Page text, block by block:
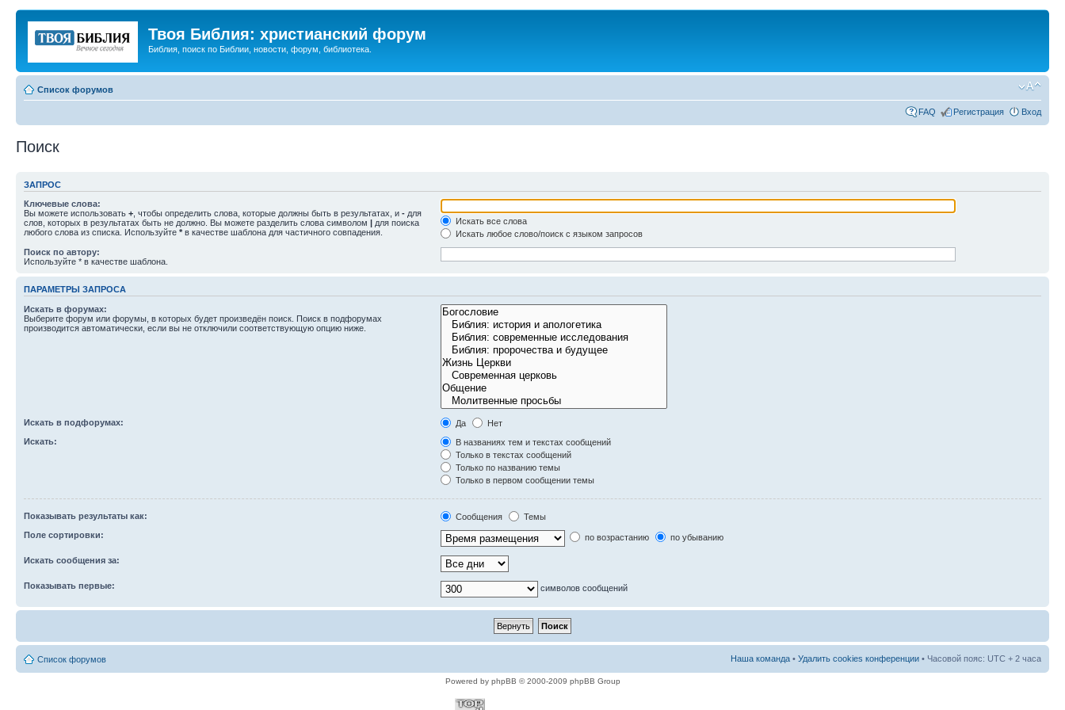
Твоя Библия: христианский форум
Библия, поиск по Библии, новости, форум, библиотека.
Список форумов
FAQ Регистрация Вход
Поиск
ЗАПРОС
Ключевые слова:
Вы можете использовать + , чтобы определить слова, которые должны быть в результатах, и - для
слов, которых в результатах быть не должно. Вы можете разделить слова символом | для поиска
любого слова из списка. Используйте * в качестве шаблона для частичного совпадения.
Искать все слова
Искать любое слово/поиск с языком запросов
Поиск по автору:
Используйте * в качестве шаблона.
ПАРАМЕТРЫ ЗАПРОСА
Искать в форумах:
Выберите форум или форумы, в которых будет произведён поиск. Поиск в подфорумах
производится автоматически, если вы не отключили соответствующую опцию ниже.
Искать в подфорумах: Да
Нет
Искать:
В названиях тем и текстах сообщений
Только в текстах сообщений
Только по названию темы
Только в первом сообщении темы
Показывать результаты как: Сообщения
Темы
Поле сортировки:
по возрастанию по убыванию
Искать сообщения за:
Показывать первые: символов сообщений
Список форумов Наша команда • Удалить cookies конференции • Часовой пояс: UTC + 2 часа
Powered by phpBB © 2000-2009 phpBB Group